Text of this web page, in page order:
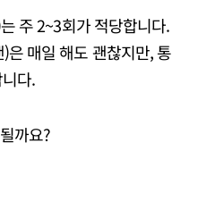
주 2~3회가 적당합니다.
매일 해도 괜찮지만, 통
다.
까요?